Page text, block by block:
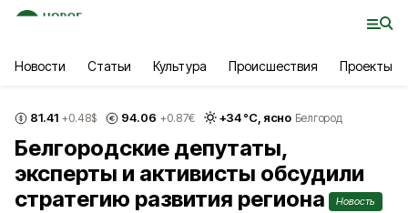
Новости Статьи Культура Происшествия Проекты
81.41 +0.48$ 94.06 +0.87€ +34°С, ясно Белгород
Белгородские депутаты,
эксперты и активисты обсудили
стратегию развития региона
Новость